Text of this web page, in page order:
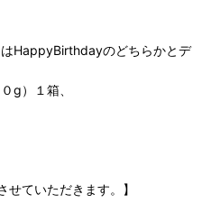
HappyBirthdayのどちらかとデ
g）１箱、
せていただきます。】